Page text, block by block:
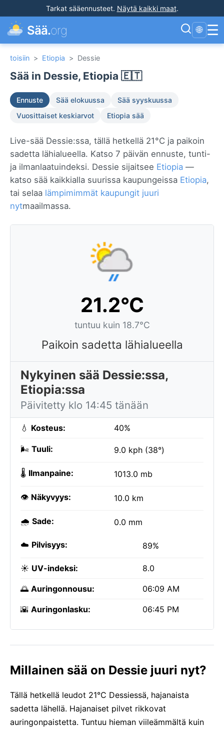
Tarkat sääennusteet. Näytä kaikki maat.
Sää.org 🌐 ☰
toisiin > Etiopia > Dessie
Sää in Dessie, Etiopia 🇪🇹
Ennuste Sää elokuussa
Sää syyskuussa
Vuosittaiset keskiarvot
Etiopia sää
Live-sää Dessie:ssa, tällä hetkellä 21°C ja paikoin
sadetta lähialueella. Katso 7 päivän ennuste, tunti-
ja ilmanlaatuindeksi. Dessie sijaitsee Etiopia —
katso sää kaikkialla suurissa kaupungeissa Etiopia,
tai selaa lämpimimmät kaupungit juuri
nytmaailmassa.
21.2°C
tuntuu kuin 18.7°C
Paikoin sadetta lähialueella
Nykyinen sää Dessie:ssa,
Etiopia:ssa
Päivitetty klo 14:45 tänään
💧 Kosteus: 40%
🌬️ Tuuli: 9.0 kph (38°)
🌡️ Ilmanpaine: 1013.0 mb
👁️ Näkyvyys: 10.0 km
🌧️ Sade: 0.0 mm
☁️ Pilvisyys: 89%
☀️ UV-indeksi: 8.0
🌅 Auringonnousu: 06:09 AM
🌇 Auringonlasku: 06:45 PM
Millainen sää on Dessie juuri nyt?
Tällä hetkellä leudot 21°C Dessiessä, hajanaista
sadetta lähellä. Hajanaiset pilvet rikkovat
auringonpaistetta. Tuntuu hieman viileämmältä kuin